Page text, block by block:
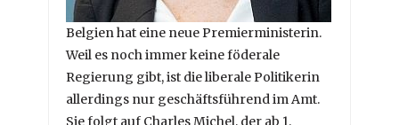
Belgien hat eine neue Premierministerin.
Weil es noch immer keine föderale
Regierung gibt, ist die liberale Politikerin
allerdings nur geschäftsführend im Amt.
Sie folgt auf Charles Michel, der ab 1.